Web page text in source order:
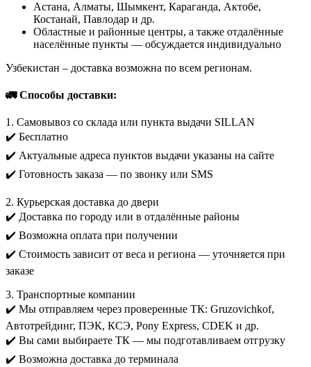
Астана, Алматы, Шымкент, Караганда, Актобе,
Костанай, Павлодар и др.
Областные и районные центры, а также отдалённые
населённые пункты — обсуждается индивидуально
Узбекистан – доставка возможна по всем регионам.
🚛 Способы доставки:
1. Самовывоз со склада или пункта выдачи SILLAN
✔️ Бесплатно
✔️ Актуальные адреса пунктов выдачи указаны на сайте
✔️ Готовность заказа — по звонку или SMS
2. Курьерская доставка до двери
✔️ Доставка по городу или в отдалённые районы
✔️ Возможна оплата при получении
✔️ Стоимость зависит от веса и региона — уточняется при
заказе
3. Транспортные компании
✔️ Мы отправляем через проверенные ТК: Gruzovichkof,
Автотрейдинг, ПЭК, КСЭ, Pony Express, CDEK и др.
✔️ Вы сами выбираете ТК — мы подготавливаем отгрузку
✔️ Возможна доставка до терминала